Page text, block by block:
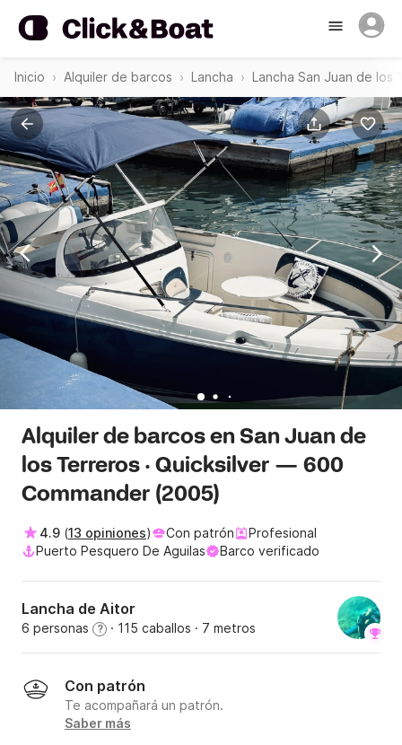
Inicio Alquiler de barcos Lancha Lancha San Juan de los
Alquiler de barcos en San Juan de
los Terreros · Quicksilver — 600
Commander (2005)
4.9 (13 opiniones) Con patrón
Profesional
Puerto Pesquero De Aguilas
Barco verificado
Lancha de Aitor
6 personas ? · 115 caballos · 7 metros
Con patrón
Te acompañará un patrón.
Saber más